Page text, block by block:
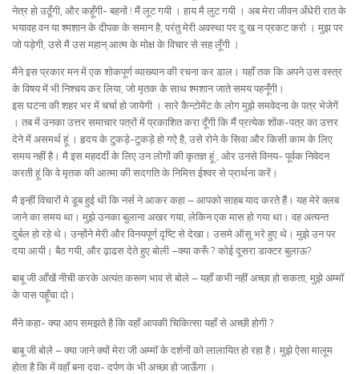
नेत्र हो उठूँगी, और कहूँगी- बहनों ! मैं लूट गयी । हाय मै लुट गयी । अब मेरा जीवन अँधेरी रात के
भयावह वन या श्मशान के दीपक के समान है, परंतु मेरी अवस्था पर दु:ख न प्रकट करो । मुझ पर
जो पड़ेगी, उसे मै उस महान् आत्म के मोक्ष के विचार से सह लूँगी ।
मैंने इस प्रकार मन में एक शोकपूर्ण व्याख्यान की रचना कर डाल। यहाँ तक कि अपने उस वस्त्र
के विषय में भी निश्चय कर लिया, जो मृतक के साथ श्मशान जाते समय पहनूँगी।
इस घटना की शहर भर में चर्चा हो जायेगी । सारे कैन्टोमेंट के लोग मुझे समवेदना के पत्र भेजेगें
। तब में उनका उत्तर समाचार पत्रों में प्रकाशित करा दूँगी कि मैं प्रत्येक शोंक-पत्र का उत्तर
देने में असमर्थ हूं । हृदय के टुकड़े-टुकड़े हो गऐ है, उसे रोने के सिवा और किसी काम के लिए
समय नहीं है। मै इस महदर्दी के लिए उन लोगों की कृतज्ञ हूं , ओर उनसे विनय- पूर्वक निवेदन
करती हूं कि वे मृतक की आत्मा की सदगति के निमित्त ईश्वर से प्रार्थना करें।
मै इन्हीं विचारों मे डूब हुई थी कि नर्स ने आकर कहा – आपको साहब याद करते हैं। यह मेरे क्लब
जाने का समय था। मुझे उनका बुलाना अखर गया, लेकिन एक मास हो गया था। वह अत्यन्त
दुर्बल हो रहे थे। उन्होंने मेरी और विनयपूर्ण दृष्टि से देखा। उसमे ऑसू भरे हुए थे। मुझे उन पर
दया आयी। बैठ गयी, और ढ़ाढस देते हुए बोली –क्या करूँ ? कोई दूसरा डाक्टर बुलाऊ?
बाबू जी आँखें नीची करके अत्यंत करूण भाव से बोले – यहाँ कभी नहीं अच्छा हो सकता, मुझे अम्मॉ
के पास पहूँचा दो।
मैंने कहा- क्या आप समझते है कि वहाँ आपकी चिकित्सा यहाँ से अच्छी होगी ?
बाबू जी बोले – क्या जाने क्यों मेरा जी अम्मॉ के दर्शनों को लालायित हो रहा है। मुझे ऐसा मालूम
होता है कि में वहाँ बना दवा- दर्पण के भी अच्छा हो जाऊँगा ।